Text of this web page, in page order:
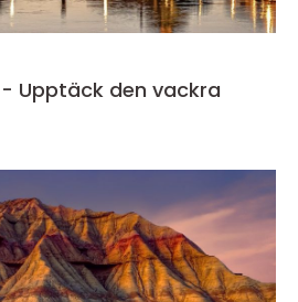
Upptäck den vackra